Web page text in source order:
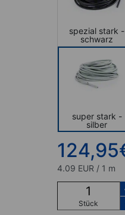
spezial stark -
schwarz
super stark -
silber
124,95
4.09 EUR / 1 m
Stück